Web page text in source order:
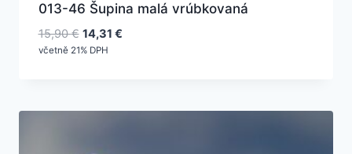
013-46 Šupina malá vrúbkovaná
15,90€ Pôvodná
cena
14,31 €Aktuálna
včetně 21% DPH